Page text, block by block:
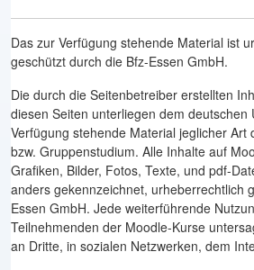
Das zur Verfügung stehende Material ist
geschützt durch die Bfz-Essen GmbH.
Die durch die Seitenbetreiber erstellten
diesen Seiten unterliegen dem deutschen
Verfügung stehende Material jeglicher Art
bzw. Gruppenstudium. Alle Inhalte auf
Grafiken, Bilder, Fotos, Texte, und pdf-
anders gekennzeichnet, urheberrechtlich
Essen GmbH. Jede weiterführende
Teilnehmenden der Moodle-Kurse
an Dritte, in sozialen Netzwerken, dem